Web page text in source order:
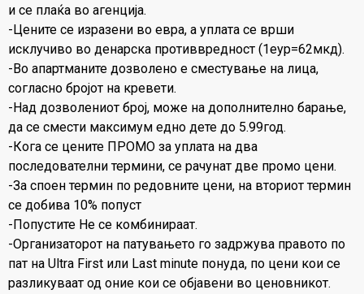
и се плаќа во агенција.
-Цените се изразени во евра, а уплата се врши
исклучиво во денарска противвредност (1еур=62мкд).
-Во апартманите дозволено е сместување на лица,
согласно бројот на кревети.
-Над дозволениот број, може на дополнително барање,
да се смести максимум едно дете до 5.99год.
-Кога се цените ПРОМО за уплата на два
последователни термини, се рачунат две промо цени.
-За споен термин по редовните цени, на вториот термин
се добива 10% попуст
-Попустите Не се комбинираат.
-Организаторот на патувањето го задржува правото по
пат на Ultra First или Last minute понуда, по цени кои се
разликуваат од оние кои се објавени во ценовникот.